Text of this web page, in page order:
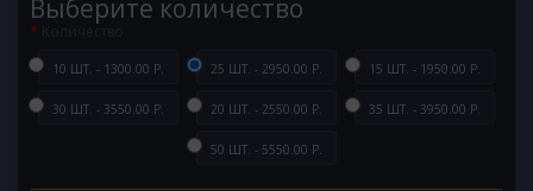
Выберите количество
10 ШТ. - 1300.00 Р. 15 ШТ. - 1950.00 Р.
20 ШТ. - 2550.00 Р.
25 ШТ. - 2950.00 Р.
30 ШТ. - 3550.00 Р. 35 ШТ. - 3950.00 Р.
50 ШТ. - 5550.00 Р.